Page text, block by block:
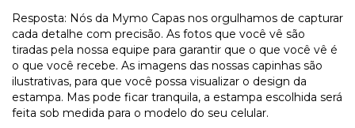
Resposta: Nós da Mymo Capas nos orgulhamos de capturar
cada detalhe com precisão. As fotos que você vê são
tiradas pela nossa equipe para garantir que o que você vê é
o que você recebe. As imagens das nossas capinhas são
ilustrativas, para que você possa visualizar o design da
estampa. Mas pode ficar tranquila, a estampa escolhida será
feita sob medida para o modelo do seu celular.